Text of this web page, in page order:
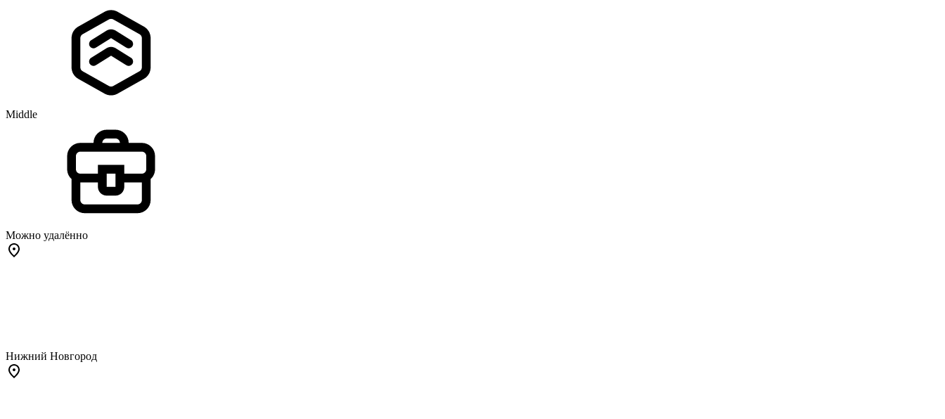
Middle
Можно удалённо
Нижний Новгород